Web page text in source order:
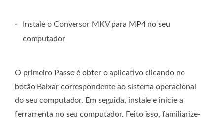
-
Instale o Conversor MKV para MP4 no seu
computador
O primeiro Passo é obter o aplicativo clicando no
botão Baixar correspondente ao sistema operacional
do seu computador. Em seguida, instale e inicie a
ferramenta no seu computador. Feito isso, familiarize-